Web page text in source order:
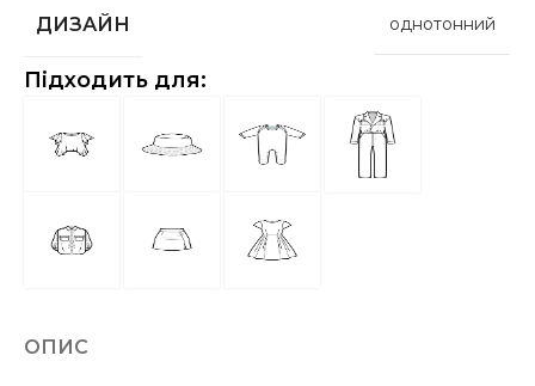
ДИЗАЙН однотонний
Підходить для:
ОПИС